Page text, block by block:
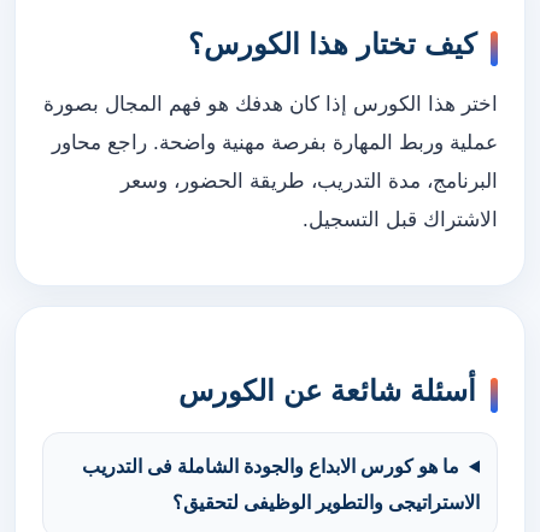
كيف تختار هذا الكورس؟
اختر هذا الكورس إذا كان هدفك هو فهم المجال بصورة
عملية وربط المهارة بفرصة مهنية واضحة. راجع محاور
البرنامج، مدة التدريب، طريقة الحضور، وسعر
الاشتراك قبل التسجيل.
أسئلة شائعة عن الكورس
ما هو كورس الابداع والجودة الشاملة فى التدريب
الاستراتيجى والتطوير الوظيفى لتحقيق؟